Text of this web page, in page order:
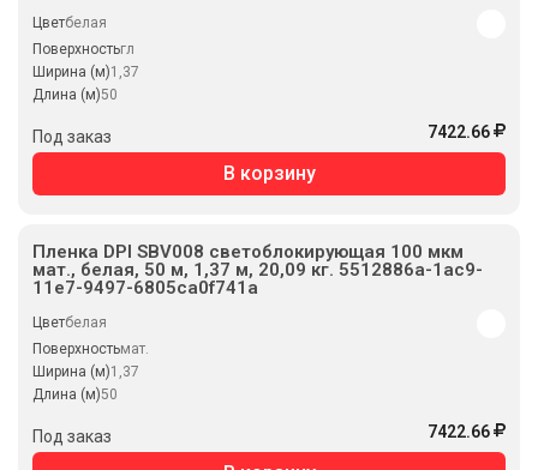
Цветбелая
Поверхностьгл
Ширина (м)1,37
Длина (м)50
Под заказ 7422.66
В корзину
Пленка DPI SBV008 светоблокирующая 100 мкм
мат., белая, 50 м, 1,37 м, 20,09 кг. 5512886a-1ac9-
11e7-9497-6805ca0f741a
Цветбелая
Поверхностьмат.
Ширина (м)1,37
Длина (м)50
Под заказ 7422.66